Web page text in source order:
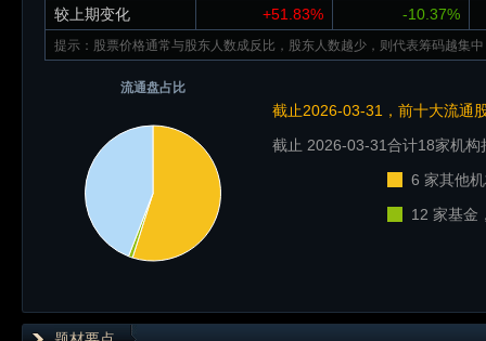
较上期变化
+51.83% -10.37%
提示：股票价格通常与股东人数成反比，股东人数越少，则代表筹码越集
流通盘占比
截止2026-03-31，前十大流通
截止 2026-03-31合计18家机
6 家其他
12 家基金